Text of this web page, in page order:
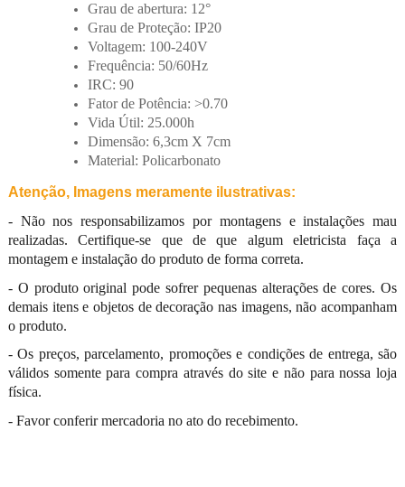
Grau de abertura: 12°
Grau de Proteção: IP20
Voltagem: 100-240V
Frequência: 50/60Hz
IRC: 90
Fator de Potência: >0.70
Vida Útil: 25.000h
Dimensão: 6,3cm X 7cm
Material: Policarbonato
Atenção, Imagens meramente ilustrativas:
- Não nos responsabilizamos por montagens e instalações mau
realizadas. Certifique-se que de que algum eletricista faça a
montagem e instalação do produto de forma correta.
- O produto original pode sofrer pequenas alterações de cores. Os
demais itens e objetos de decoração nas imagens, não acompanham
o produto.
- Os preços, parcelamento, promoções e condições de entrega, são
válidos somente para compra através do site e não para nossa loja
física.
- Favor conferir mercadoria no ato do recebimento.